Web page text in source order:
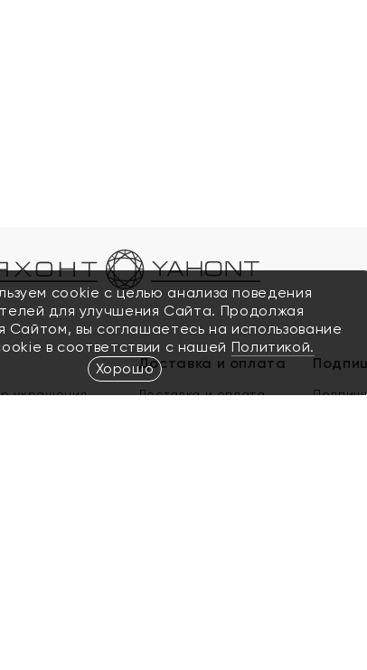
украшения
Доставка и оплата
Доставка и оплата
cookie с целью анализа поведения
для улучшения Сайта. Продолжая
Сайтом, вы соглашаетесь на использование
в соответствии с нашей Политикой.
Хорошо